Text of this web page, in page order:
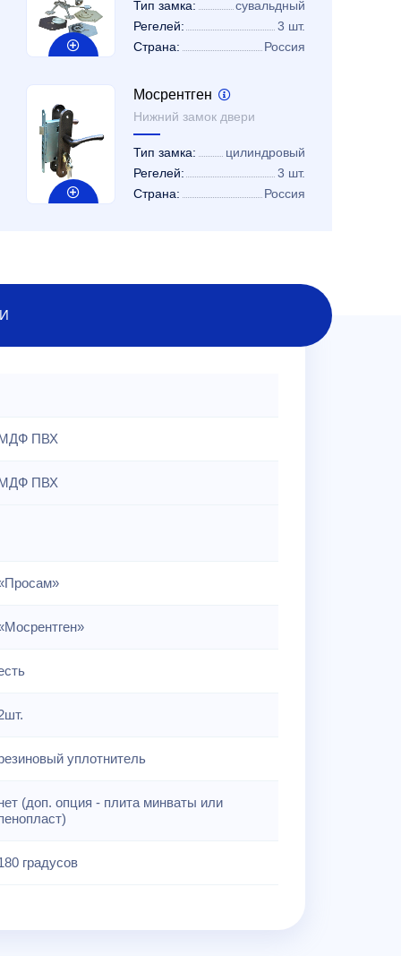
Тип замка:
сувальдный
Регелей:
3 шт.
Страна:
Россия
Мосрентген
Нижний замок двери
Тип замка:
цилиндровый
Регелей:
3 шт.
Страна:
Россия
ПВХ
ПВХ
уплотнитель
(доп. опция - плита минваты или
градусов